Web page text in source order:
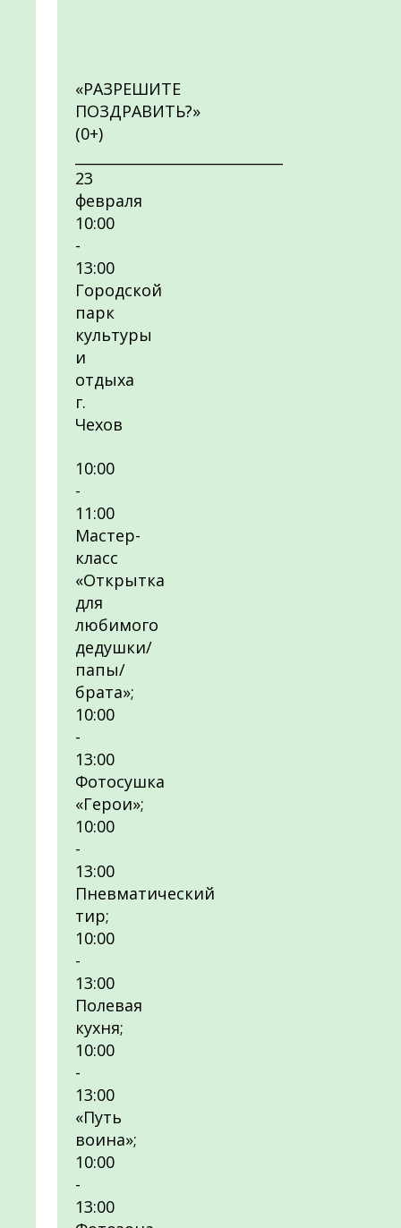
«РАЗРЕШИТЕ
ПОЗДРАВИТЬ?»
(0+)
23
февраля
10:00
-
13:00
Городской
парк
культуры
и
отдыха
г.
Чехов
10:00
-
11:00
Мастер-
класс
«Открытка
для
любимого
дедушки/
папы/
брата»;
10:00
-
13:00
Фотосушка
«Герои»;
10:00
-
13:00
Пневматический
тир;
10:00
-
13:00
Полевая
кухня;
10:00
-
13:00
«Путь
воина»;
10:00
-
13:00